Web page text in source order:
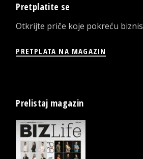
Pretplatite se
Otkrijte priče koje pokreću biznis
PRETPLATA NA MAGAZIN
Prelistaj magazin